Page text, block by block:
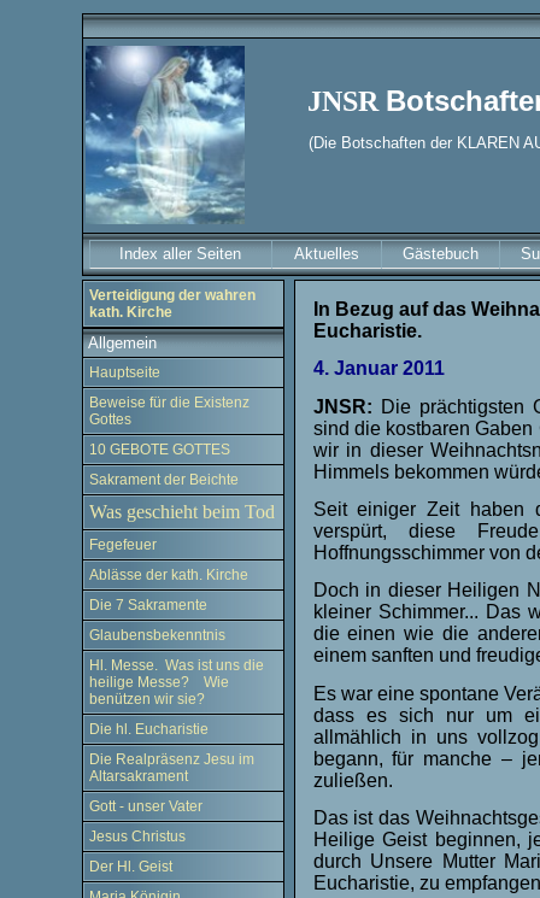
JNSR
(Die Botschaften der KLAREN
Index aller Seiten Aktuelles Gästebuch
Verteidigung der wahren
kath. Kirche
Allgemein
Hauptseite
Beweise für die Existenz
Gottes
10 GEBOTE GOTTES
Sakrament der Beichte
Was geschieht beim Tod
Fegefeuer
Ablässe der kath. Kirche
Die 7 Sakramente
Glaubensbekenntnis
Hl. Messe. Was ist uns die
heilige Messe? Wie
benützen wir sie?
Die hl. Eucharistie
Die Realpräsenz Jesu im
Altarsakrament
Gott - unser Vater
Jesus Christus
Der Hl. Geist
In Bezug auf das
Eucharistie.
4. Januar 2011
JNSR: Die prächtigsten
sind die kostbaren
wir in dieser
Himmels bekommen
Seit einiger Zeit haben
verspürt, diese
Hoffnungsschimmer von
Doch in dieser Heiligen
kleiner Schimmer... Das
die einen wie die
einem sanften und
Es war eine spontane
dass es sich nur um
allmählich in uns
begann, für manche –
zuließen.
Das ist das
Heilige Geist beginnen,
durch Unsere Mutter
Eucharistie, zu